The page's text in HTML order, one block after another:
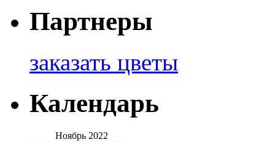
Партнеры
заказать цветы
Календарь
Ноябрь 2022